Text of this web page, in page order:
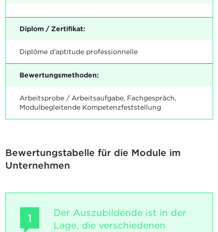
Diplom / Zertifikat:
Diplôme d'aptitude professionnelle
Bewertungsmethoden:
Arbeitsprobe / Arbeitsaufgabe, Fachgespräch,
Modulbegleitende Kompetenzfeststellung
Bewertungstabelle für die Module im
Unternehmen
1
Der Auszubildende ist in der
Lage, die verschiedenen